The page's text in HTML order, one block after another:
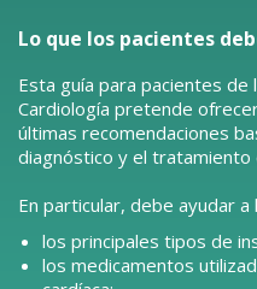
Lo que los pacientes
Esta guía para pacientes de
Cardiología pretende
últimas recomendaciones
diagnóstico y el tratamiento
En particular, debe ayudar
los principales tipos de
los medicamentos